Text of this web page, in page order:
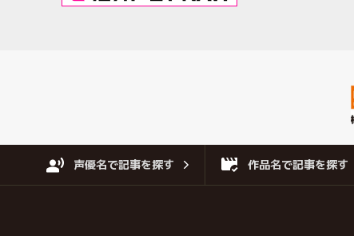
声優名で記事を探す 作品名で記事を探す